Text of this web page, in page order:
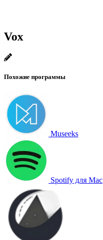
Vox
Похожие программы
Museeks
Spotify для Mac